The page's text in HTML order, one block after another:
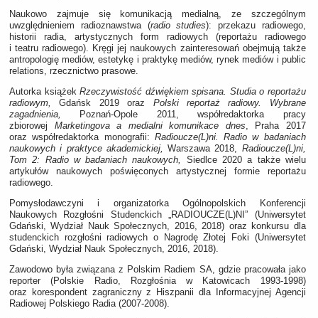
Naukowo zajmuje się komunikacją medialną, ze szczególnym
uwzględnieniem radioznawstwa (radio studies): przekazu radiowego,
historii radia, artystycznych form radiowych (reportażu radiowego
i teatru radiowego). Kręgi jej naukowych zainteresowań obejmują także
antropologię mediów, estetykę i praktykę mediów, rynek mediów i public
relations, rzecznictwo prasowe.
Autorka książekRzeczywistość dźwiękiem spisana. Studia o reportażu
radiowym,Gdańsk 2019 oraz Polski reportaż radiowy. Wybrane
zagadnienia,
Poznań-Opole 2011, współredaktorka pracy
zbiorowej Marketingova a medialni komunikace dnes, Praha 2017
oraz współredaktorka monografii: Radioucze(L)ni. Radio w badaniach
naukowych i praktyce akademickiej,Warszawa 2018, Radioucze(L)ni,
Tom 2: Radio w badaniach naukowych, Siedlce 2020 a także wielu
artykułów naukowych poświęconych artystycznej formie reportażu
radiowego.
Pomysłodawczyni i organizatorka Ogólnopolskich Konferencji
Naukowych Rozgłośni Studenckich „RADIOUCZE(L)NI” (Uniwersytet
Gdański, Wydział Nauk Społecznych, 2016, 2018) oraz konkursu dla
studenckich rozgłośni radiowych o Nagrodę Złotej Foki (Uniwersytet
Gdański, Wydział Nauk Społecznych, 2016, 2018).
Zawodowo była związana z Polskim Radiem SA, gdzie pracowała jako
reporter (Polskie Radio, Rozgłośnia w Katowicach 1993-1998)
oraz korespondent zagraniczny z Hiszpanii dla Informacyjnej Agencji
Radiowej Polskiego Radia (2007-2008).